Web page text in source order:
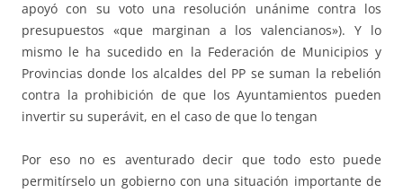
apoyó con su voto una resolución unánime contra los
presupuestos «que marginan a los valencianos»). Y lo
mismo le ha sucedido en la Federación de Municipios y
Provincias donde los alcaldes del PP se suman la rebelión
contra la prohibición de que los Ayuntamientos pueden
invertir su superávit, en el caso de que lo tengan
Por eso no es aventurado decir que todo esto puede
permitírselo un gobierno con una situación importante de